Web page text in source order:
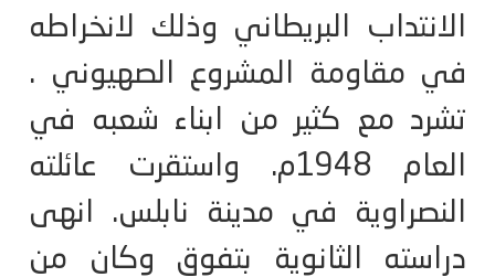
الانتداب البريطاني وذلك لانخراطه
في مقاومة المشروع الصهيوني .
تشرد مع كثير من ابناء شعبه في
العام 1948م. واستقرت عائلته
النصراوية في مدينة نابلس. انهى
دراسته الثانوية بتفوق وكان من